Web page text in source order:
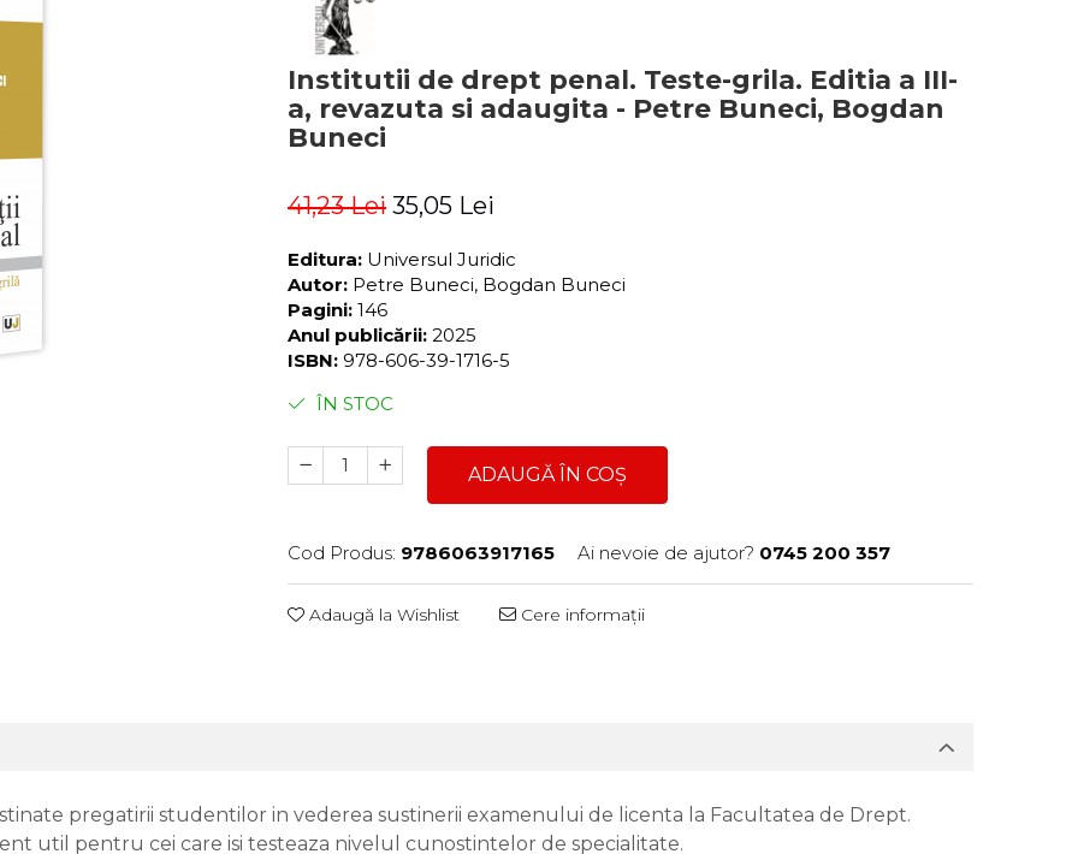
Institutii de drept penal. Teste-grila. Editia a III-
a, revazuta si adaugita - Petre Buneci, Bogdan
Buneci
41,23 Lei 35,05 Lei
Editura: Universul Juridic
Autor: Petre Buneci, Bogdan Buneci
Pagini: 146
Anul publicării: 2025
ISBN: 978-606-39-1716-5
ÎN STOC
ADAUGĂ ÎN COȘ
Cod Produs: 9786063917165 Ai nevoie de ajutor? 0745 200 357
Adaugă la Wishlist Cere informații
pregatirii studentilor in vederea sustinerii examenului de licenta la Facultatea de Drept.
util pentru cei care isi testeaza nivelul cunostintelor de specialitate.